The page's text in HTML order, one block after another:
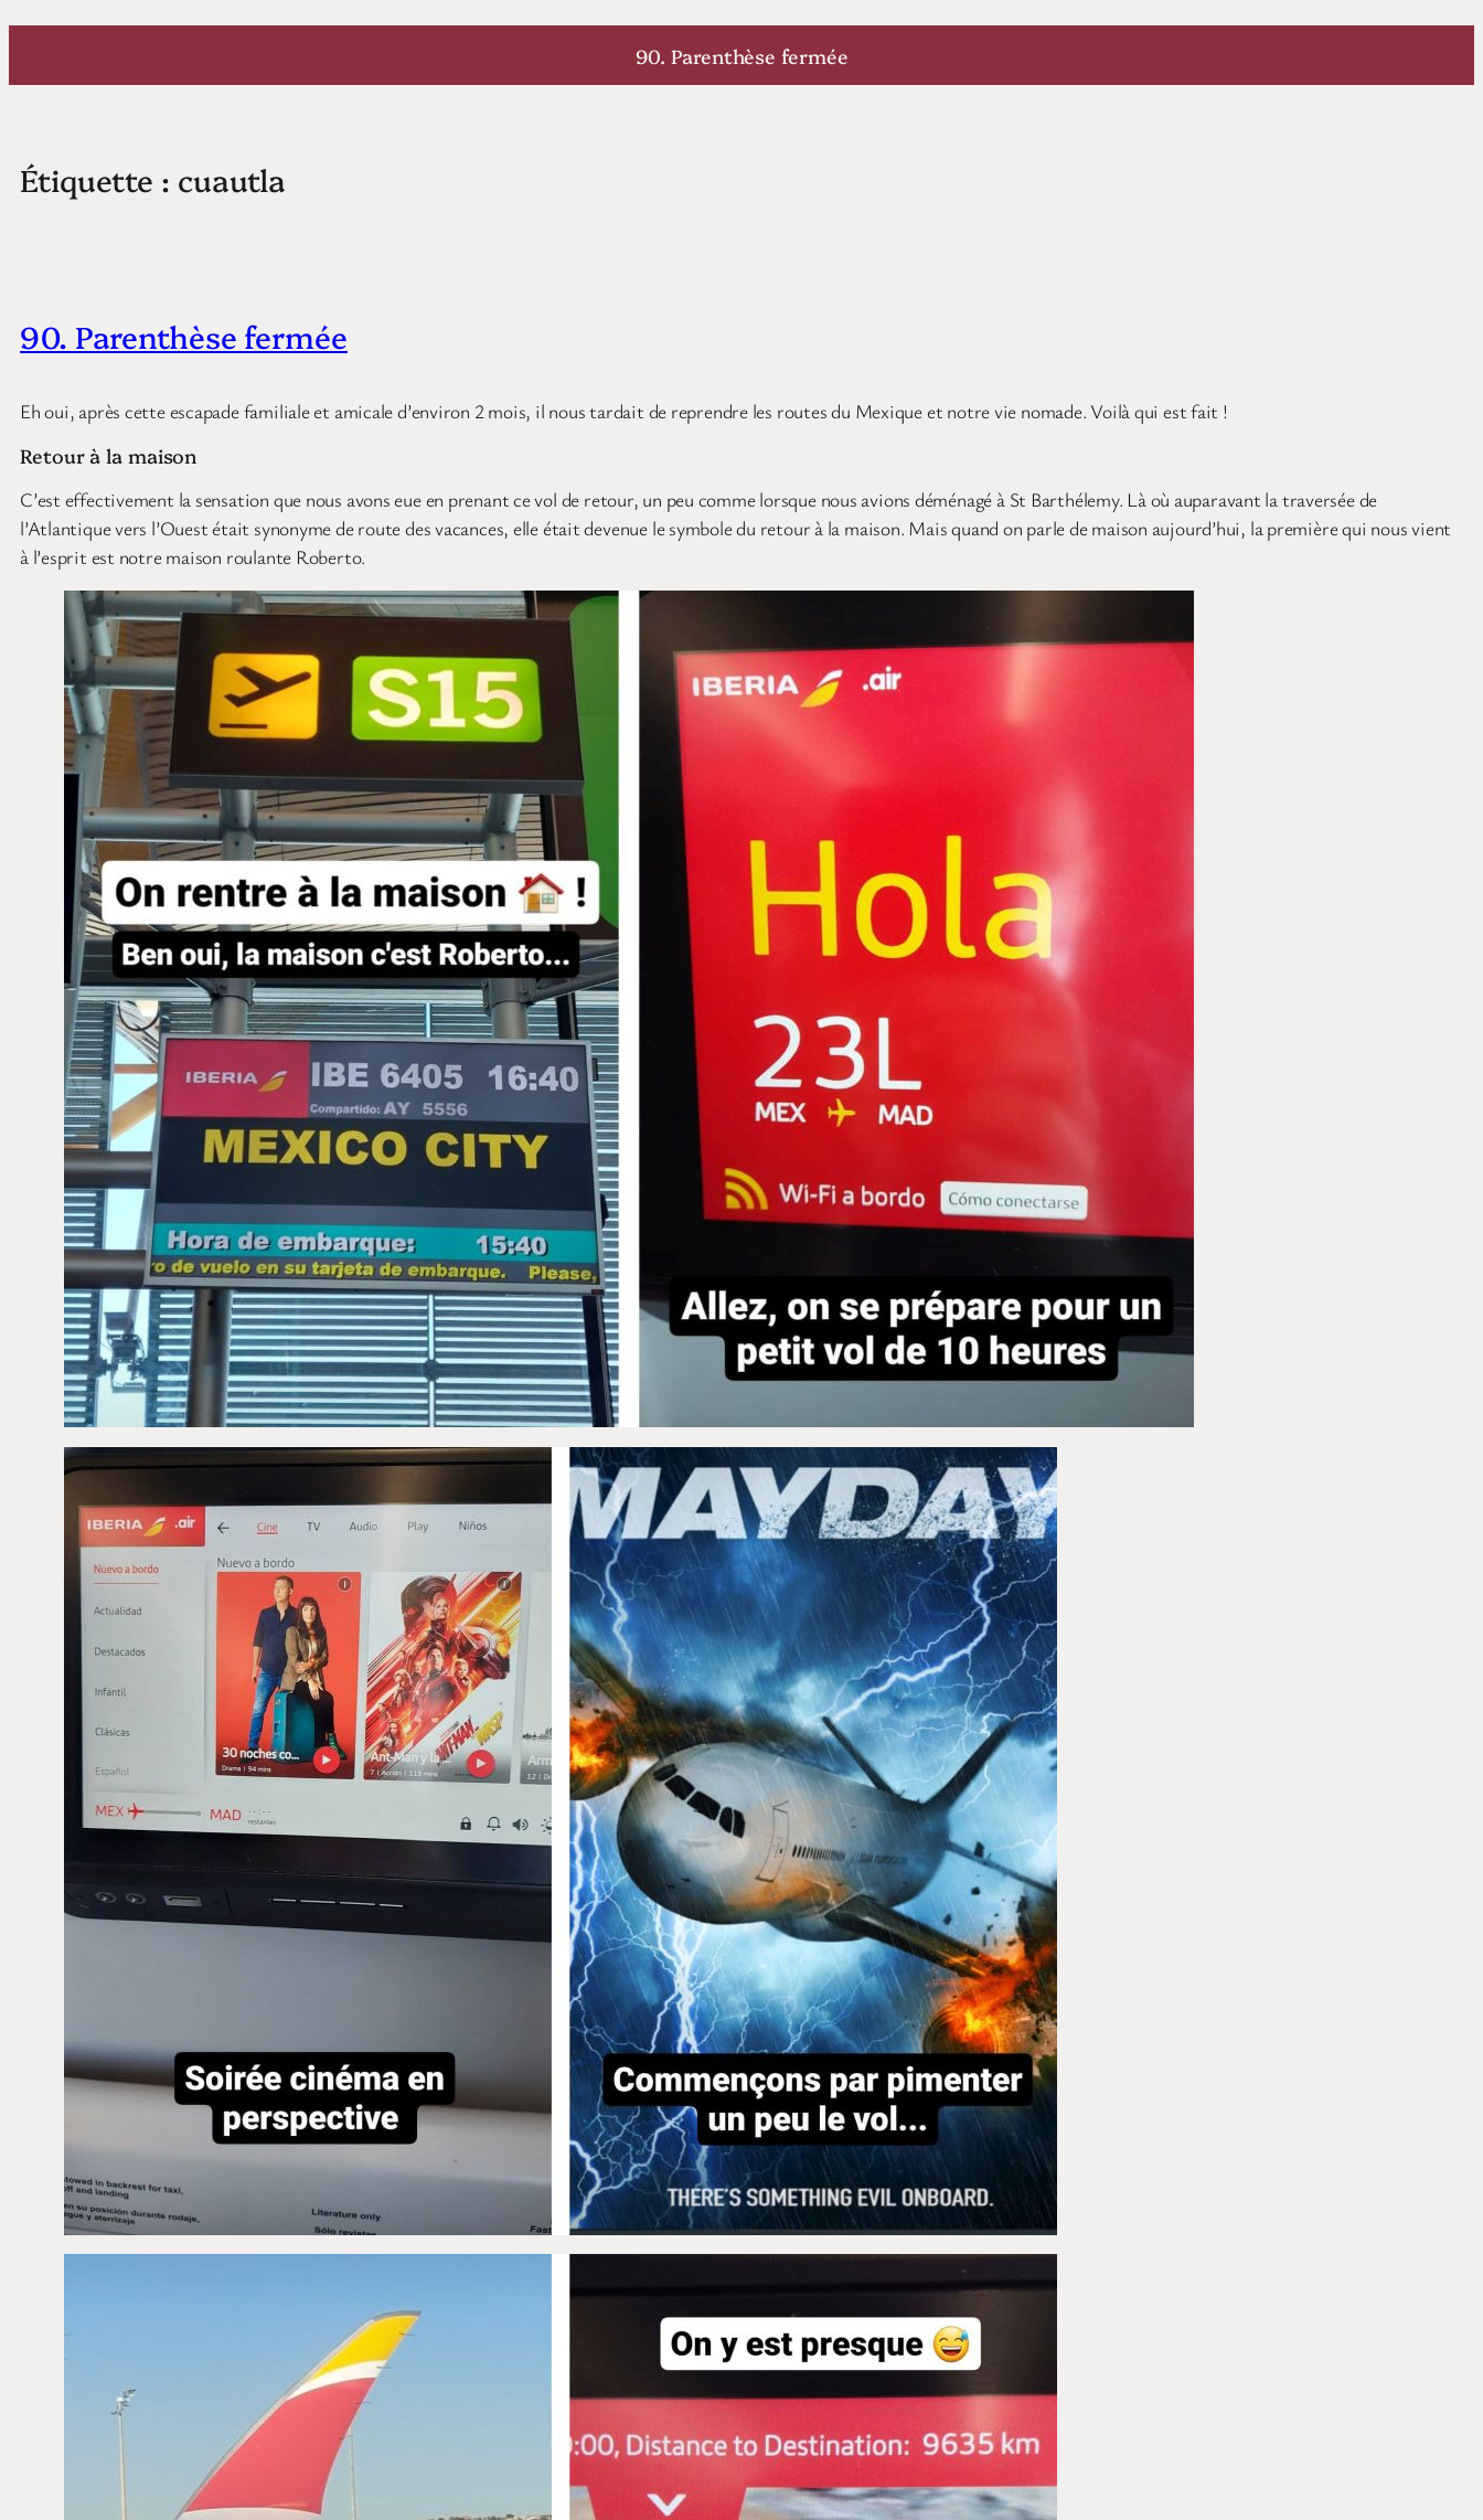
Aller
contenu
90. Parenthèse fermée
Étiquette : cuautla
90. Parenthèse fermée
Eh oui, après cette escapade familiale et amicale d’environ 2 mois, il nous tardait de reprendre les routes du Mexique et notre vie nomade. Voilà qui est fait !
Retour à la maison
C’est effectivement la sensation que nous avons eue en prenant ce vol de retour, un peu comme lorsque nous avions déménagé à St Barthélemy. Là où auparavant la traversée de
l’Atlantique vers l’Ouest était synonyme de route des vacances, elle était devenue le symbole du retour à la maison. Mais quand on parle de maison aujourd’hui, la première qui nous vient
à l’esprit est notre maison roulante Roberto.